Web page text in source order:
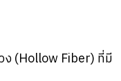
ง (Hollow Fiber) ที่มี